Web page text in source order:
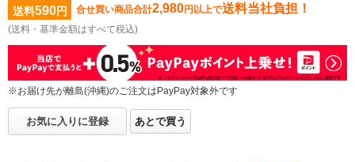
送料590円 合せ買い商品合計2,980円以上で送料当社負担！
(送料・基準金額はすべて税込)
※お届け先が離島(沖縄)のご注文はPayPay対象外です
お気に入りに登録 あとで買う